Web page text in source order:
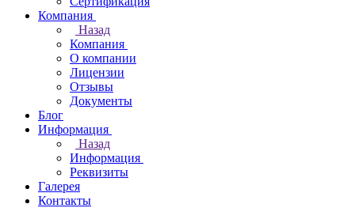
Компания
Назад
Компания
О компании
Лицензии
Отзывы
Документы
Блог
Информация
Назад
Информация
Реквизиты
Галерея
Контакты